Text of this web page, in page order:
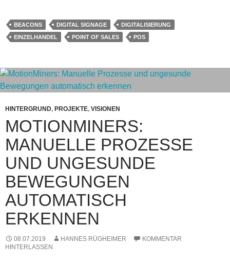
BEACONS DIGITAL SIGNAGE
DIGITALISIERUNG
EINZELHANDEL
POINT OF SALES POS
HINTERGRUND, PROJEKTE, VISIONEN
MOTIONMINERS:
MANUELLE PROZESSE
UND UNGESUNDE
BEWEGUNGEN
AUTOMATISCH
ERKENNEN
08.07.2019 HANNES RÜGHEIMER
KOMMENTAR
HINTERLASSEN